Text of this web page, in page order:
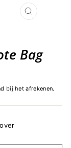
SLUITEN
Bag
bij het afrekenen.